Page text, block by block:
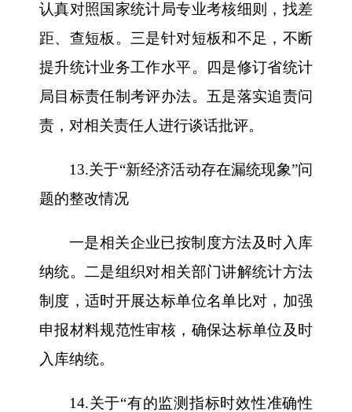
认真对照国家统计局专业考核细则，找差
距、查短板。三是针对短板和不足，不断
提升统计业务工作水平。四是修订省统计
局目标责任制考评办法。五是落实追责问
责，对相关责任人进行谈话批评。
13.关于“新经济活动存在漏统现象”问
题的整改情况
一是相关企业已按制度方法及时入库
纳统。二是组织对相关部门讲解统计方法
制度，适时开展达标单位名单比对，加强
申报材料规范性审核，确保达标单位及时
入库纳统。
14.关于“有的监测指标时效性准确性